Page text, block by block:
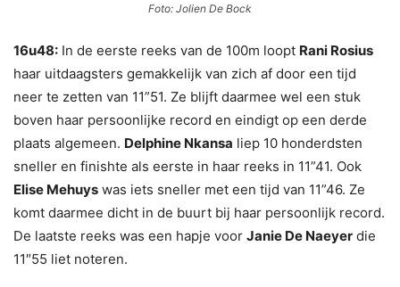
Foto: Jolien De Bock
16u48: In de eerste reeks van de 100m loopt Rani Rosius
haar uitdaagsters gemakkelijk van zich af door een tijd
neer te zetten van 11”51. Ze blijft daarmee wel een stuk
boven haar persoonlijke record en eindigt op een derde
plaats algemeen. Delphine Nkansa liep 10 honderdsten
sneller en finishte als eerste in haar reeks in 11”41. Ook
Elise Mehuys was iets sneller met een tijd van 11”46. Ze
komt daarmee dicht in de buurt bij haar persoonlijk record.
De laatste reeks was een hapje voor Janie De Naeyer die
11″55 liet noteren.